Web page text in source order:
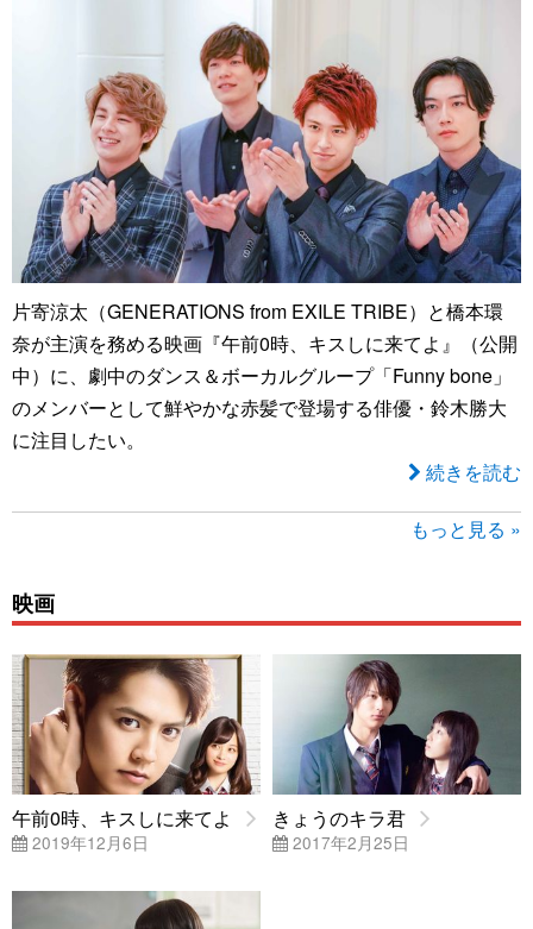
片寄涼太（GENERATIONS from EXILE TRIBE）と橋本環
奈が主演を務める映画『午前0時、キスしに来てよ』（公開
中）に、劇中のダンス＆ボーカルグループ「Funny bone」
のメンバーとして鮮やかな赤髪で登場する俳優・鈴木勝大
に注目したい。
続きを読む
もっと見る »
映画
午前0時、キスしに来てよ
2019年12月6日
きょうのキラ君
2017年2月25日